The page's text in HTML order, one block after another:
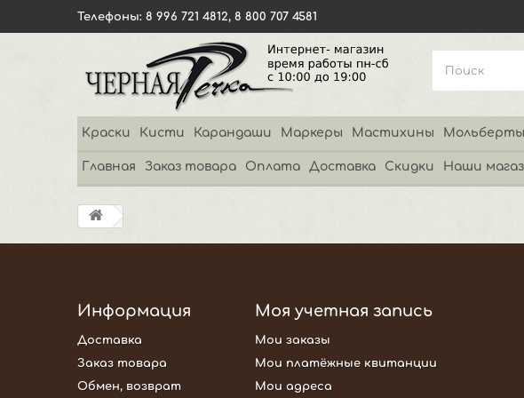
Телефоны: 8 996 721 4812, 8 800 707 4581
Краски Кисти Карандаши Маркеры Мастихины Мольберты
Главная Заказ товара Оплата Доставка Скидки Наши
Информация
Доставка
Заказ товара
Обмен, возврат
Моя учетная запись
Мои заказы
Мои платёжные квитанции
Мои адреса